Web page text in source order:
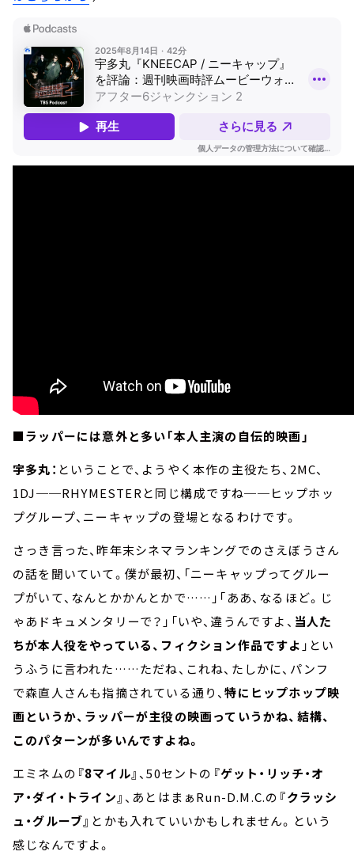
■ラッパーには意外と多い「本人主演の自伝的映画」
宇多丸： ということで、ようやく本作の主役たち、2MC、
1DJ──RHYMESTERと同じ構成ですね──ヒップホッ
プグループ、ニーキャップの登場となるわけです。
さっき言った、昨年末シネマランキングでのさえぼうさん
の話を聞いていて。僕が最初、「ニーキャップってグルー
プがいて、なんとかかんとかで……」「ああ、なるほど。じ
ゃあドキュメンタリーで？」「いや、違うんですよ、 当人た
ちが本人役をやっている、フィクション作品ですよ 」とい
うふうに言われた……ただね、これね、たしかに、パンフ
で森直人さんも指摘されている通り、特にヒップホップ映
画というか、ラッパーが主役の映画っていうかね、結構、
このパターンが多いんですよね。
エミネムの 『8マイル』 、50セントの 『ゲット・リッチ・オ
ア・ダイ・トライン』 、あとはまぁRun-D.M.C.の 『クラッシ
ュ・グルーブ』 とかも入れていいかもしれません。という
感じなんですよ。